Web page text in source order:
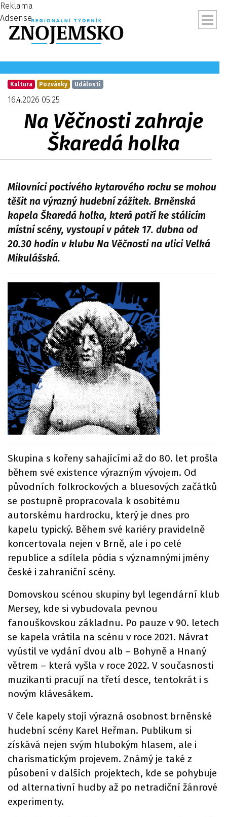
Reklama
Adsense
Kultura Pozvánky Události
16.4.2026 05:25
Na Věčnosti zahraje
Škaredá holka
Milovníci poctivého kytarového rocku se mohou
těšit na výrazný hudební zážitek. Brněnská
kapela Škaredá holka, která patří ke stálicím
místní scény, vystoupí v pátek 17. dubna od
20.30 hodin v klubu Na Věčnosti na ulici Velká
Mikulášská.
Skupina s kořeny sahajícími až do 80. let prošla
během své existence výrazným vývojem. Od
původních folkrockových a bluesových začátků
se postupně propracovala k osobitému
autorskému hardrocku, který je dnes pro
kapelu typický. Během své kariéry pravidelně
koncertovala nejen v Brně, ale i po celé
republice a sdílela pódia s významnými jmény
české i zahraniční scény.
Domovskou scénou skupiny byl legendární klub
Mersey, kde si vybudovala pevnou
fanouškovskou základnu. Po pauze v 90. letech
se kapela vrátila na scénu v roce 2021. Návrat
vyústil ve vydání dvou alb – Bohyně a Hnaný
větrem – která vyšla v roce 2022. V současnosti
muzikanti pracují na třetí desce, tentokrát i s
novým klávesákem.
V čele kapely stojí výrazná osobnost brněnské
hudební scény Karel Heřman. Publikum si
získává nejen svým hlubokým hlasem, ale i
charismatickým projevem. Známý je také z
působení v dalších projektech, kde se pohybuje
od alternativní hudby až po netradiční žánrové
experimenty.